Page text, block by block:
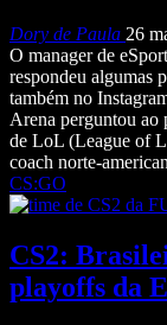
Dory de Paula 26
O manager de
respondeu algumas
também no
Arena perguntou ao
de LoL (League of
coach norte-
CS:GO
CS2:
playoffs da